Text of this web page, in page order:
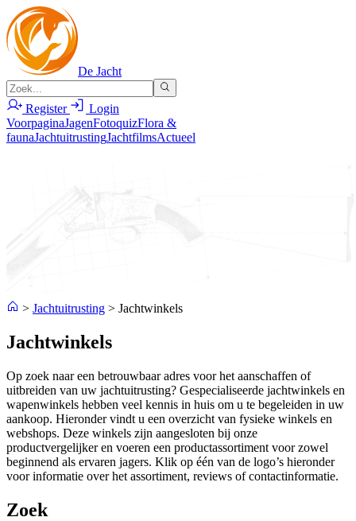
De Jacht
Register
Login
VoorpaginaJagenFotoquizFlora &
faunaJachtuitrustingJachtfilmsActueel
> Jachtuitrusting > Jachtwinkels
Jachtwinkels
Op zoek naar een betrouwbaar adres voor het aanschaffen of
uitbreiden van uw jachtuitrusting? Gespecialiseerde jachtwinkels en
wapenwinkels hebben veel kennis in huis om u te begeleiden in uw
aankoop. Hieronder vindt u een overzicht van fysieke winkels en
webshops. Deze winkels zijn aangesloten bij onze
productvergelijker en voeren een productassortiment voor zowel
beginnend als ervaren jagers. Klik op één van de logo’s hieronder
voor informatie over het assortiment, reviews of contactinformatie.
Zoek